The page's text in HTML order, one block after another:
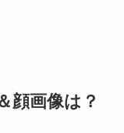
顔画像は？